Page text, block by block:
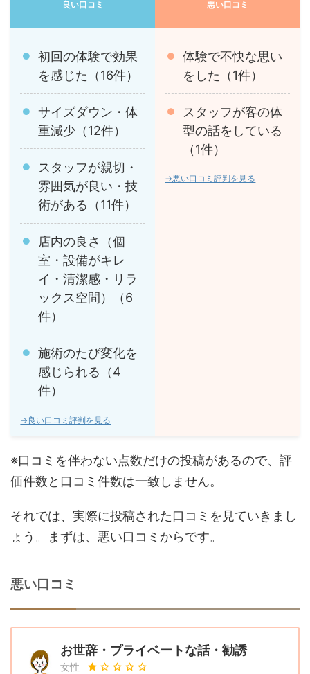
良い口コミ 悪い口コミ
初回の体験で効果
を感じた（16件）
サイズダウン・体
重減少（12件）
スタッフが親切・
雰囲気が良い・技
術がある（11件）
店内の良さ（個
室・設備がキレ
イ・清潔感・リラ
ックス空間）（6
件）
施術のたび変化を
感じられる（4
件）
→良い口コミ評判を見る
体験で不快な思い
をした（1件）
スタッフが客の体
型の話をしている
（1件）
→悪い口コミ評判を見る
※口コミを伴わない点数だけの投稿があるので、評
価件数と口コミ件数は一致しません。
それでは、実際に投稿された口コミを見ていきまし
ょう。まずは、悪い口コミからです。
悪い口コミ
お世辞・プライベートな話・勧誘
女性